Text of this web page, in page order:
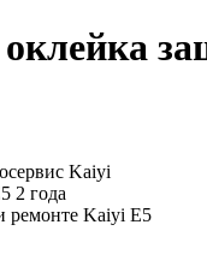
оклейка
Kaiyi
2 года
ремонте Kaiyi E5